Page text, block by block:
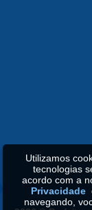
Utilizamos
tecnologias
acordo com a
Privacidade
navegando,